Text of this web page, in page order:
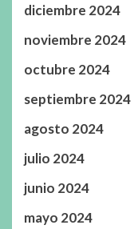
diciembre 2024
noviembre 2024
octubre 2024
septiembre 2024
agosto 2024
julio 2024
junio 2024
mayo 2024